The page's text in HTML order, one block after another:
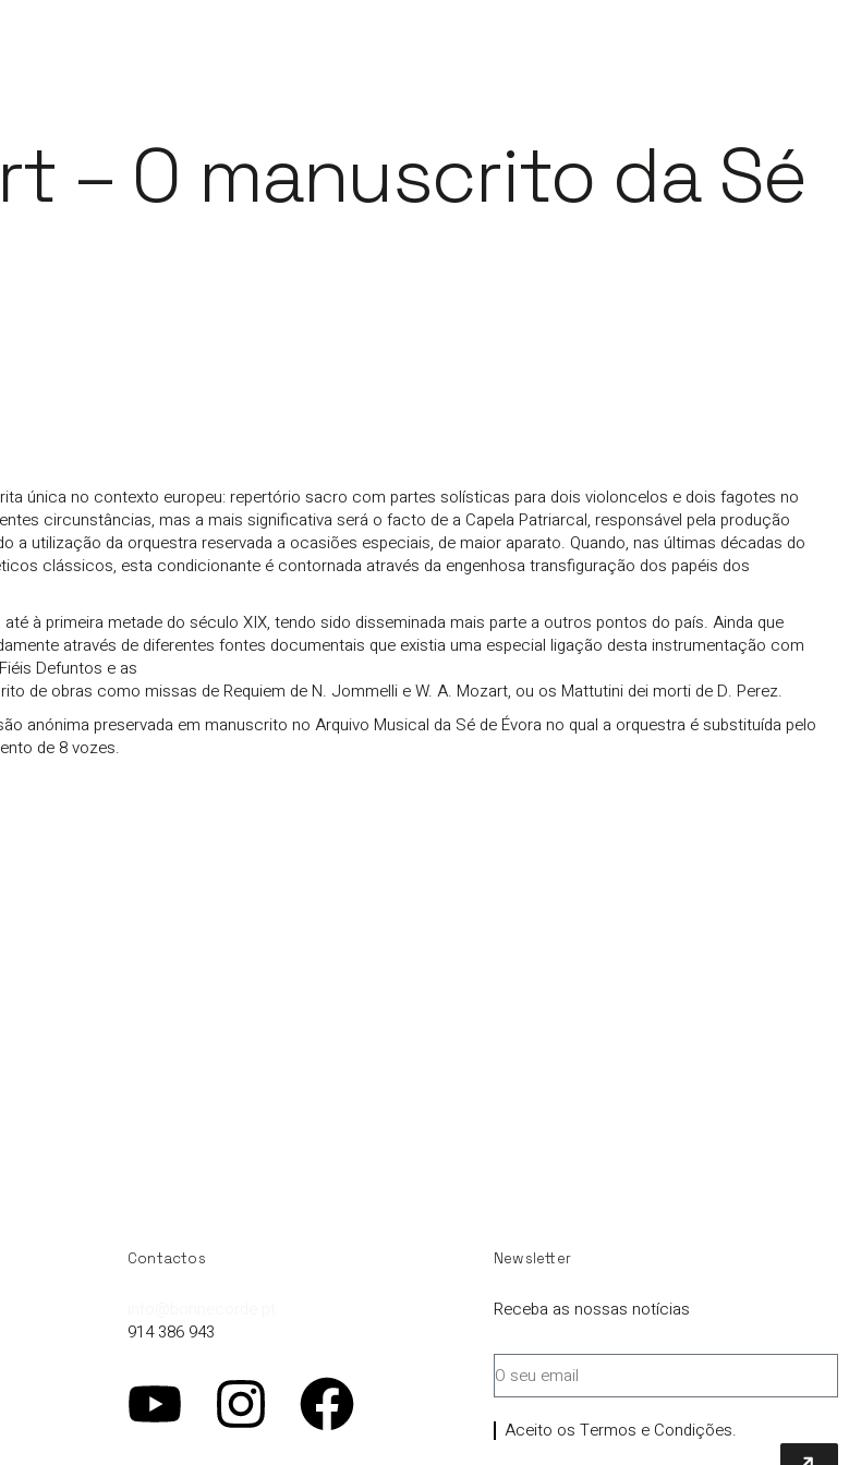
– O manuscrito da Sé
única no contexto europeu: repertório sacro com partes solísticas para dois violoncelos e dois fagotes no
circunstâncias, mas a mais significativa será o facto de a Capela Patriarcal, responsável pela produção
utilização da orquestra reservada a ocasiões especiais, de maior aparato. Quando, nas últimas décadas do
clássicos, esta condicionante é contornada através da engenhosa transfiguração dos papéis dos
à primeira metade do século XIX, tendo sido disseminada mais parte a outros pontos do país. Ainda que
através de diferentes fontes documentais que existia uma especial ligação desta instrumentação com
Defuntos e as
de obras como missas de Requiem de N. Jommelli e W. A. Mozart, ou os Mattutini dei morti de D. Perez.
anónima preservada em manuscrito no Arquivo Musical da Sé de Évora no qual a orquestra é substituída pelo
de 8 vozes.
Contactos
914 386 943
Newsletter
Receba as nossas notícias
Aceito os Termos e Condições.